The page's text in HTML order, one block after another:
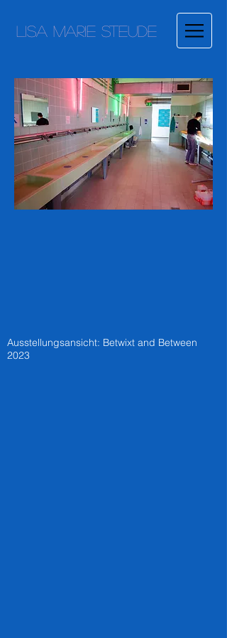
Lisa Marie Steude
Ausstellungsansicht: Betwixt and Between
2023